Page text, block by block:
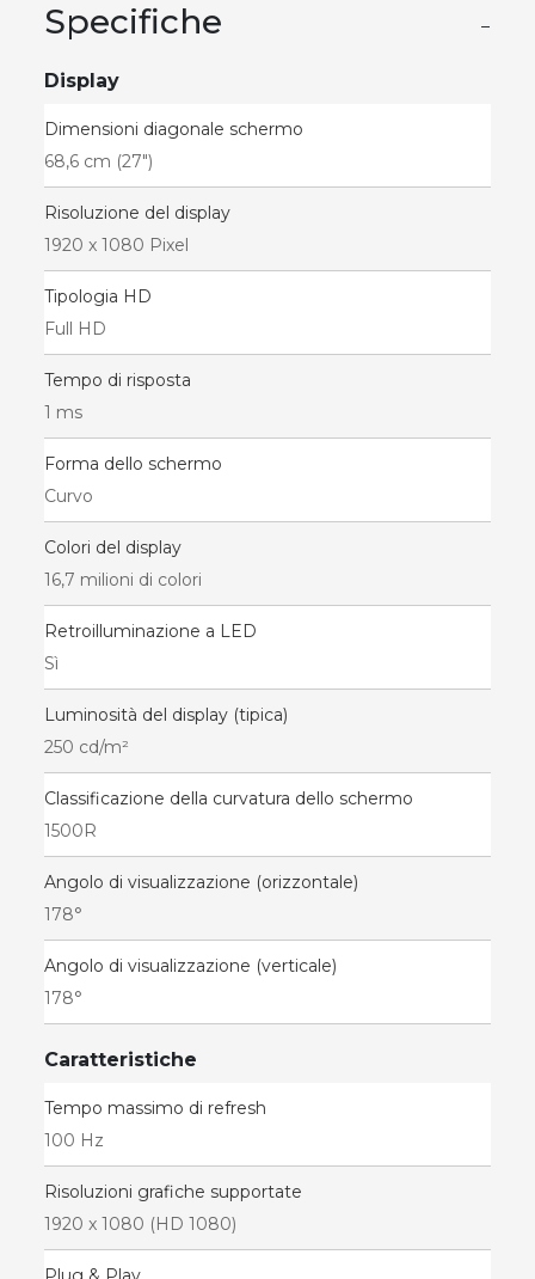
Specifiche −
Display
Dimensioni diagonale schermo
68,6 cm (27")
Risoluzione del display
1920 x 1080 Pixel
Tipologia HD
Full HD
Tempo di risposta
1 ms
Forma dello schermo
Curvo
Colori del display
16,7 milioni di colori
Retroilluminazione a LED
Sì
Luminosità del display (tipica)
250 cd/m²
Classificazione della curvatura dello schermo
1500R
Angolo di visualizzazione (orizzontale)
178°
Angolo di visualizzazione (verticale)
178°
Caratteristiche
Tempo massimo di refresh
100 Hz
Risoluzioni grafiche supportate
1920 x 1080 (HD 1080)